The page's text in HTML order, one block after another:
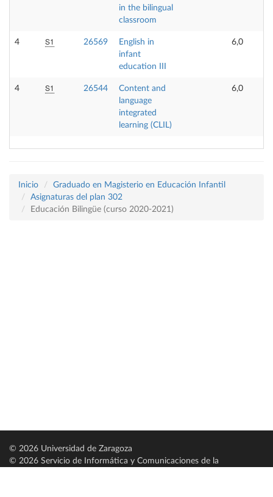
in the bilingual
classroom
4 S1 26569
English in
infant
education III
6,0
4 S1 26544
Content and
language
integrated
learning (CLIL)
6,0
Inicio
Graduado en Magisterio en Educación Infantil
Asignaturas del plan 302
Educación Bilingüe (curso 2020-2021)
© 2026 Universidad de Zaragoza
© 2026 Servicio de Informática y Comunicaciones de la